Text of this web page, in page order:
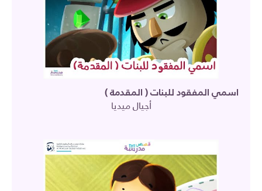
اسمي المفقود للبنات ( المقدمة )
أجيال ميديا